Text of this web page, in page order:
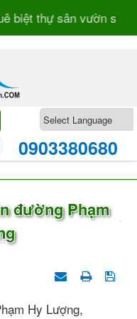
thự sân vườn số 55/
0903380680
đường Phạm
Hy Lượng,